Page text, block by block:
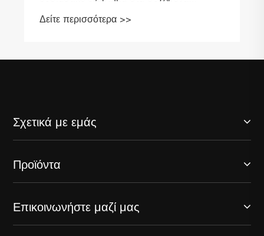
Δείτε περισσότερα >>
Σχετικά με εμάς
Προϊόντα
Επικοινωνήστε μαζί μας